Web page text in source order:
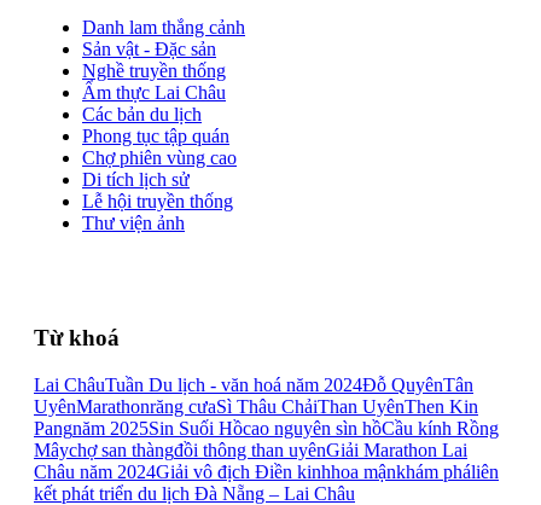
Danh lam thắng cảnh
Sản vật - Đặc sản
Nghề truyền thống
Ẩm thực Lai Châu
Các bản du lịch
Phong tục tập quán
Chợ phiên vùng cao
Di tích lịch sử
Lễ hội truyền thống
Thư viện ảnh
Từ khoá
Lai ChâuTuần Du lịch - văn hoá năm 2024Đỗ QuyênTân
UyênMarathonrăng cưaSì Thâu ChảiThan UyênThen Kin
Pangnăm 2025Sin Suối Hồcao nguyên sìn hồCầu kính Rồng
Mâychợ san thàngđồi thông than uyênGiải Marathon Lai
Châu năm 2024Giải vô địch Điền kinhhoa mậnkhám pháliên
kết phát triển du lịch Đà Nẵng – Lai Châu